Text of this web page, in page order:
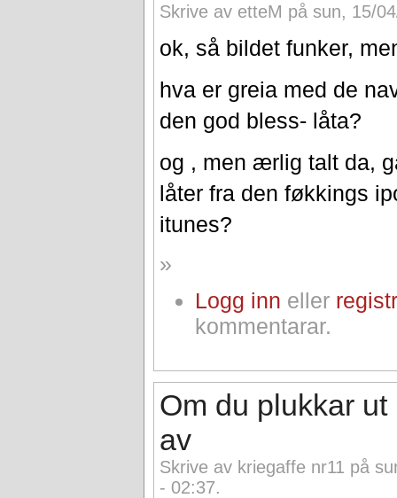
Skrive av etteM på sun, 15/
ok, så bildet funker,
hva er greia med de
den god bless- låta?
og , men ærlig talt da,
låter fra den føkkings
itunes?
»
Logg inn eller
kommentarar.
Om du plukkar ut
av
Skrive av kriegaffe nr11 på
- 02:37.